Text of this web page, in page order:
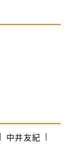
中井友紀